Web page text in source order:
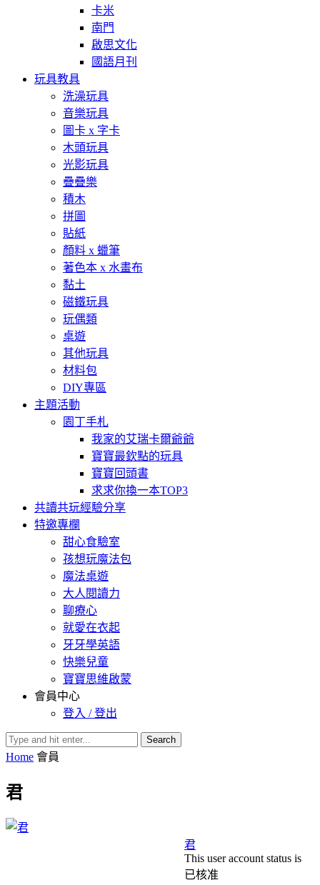
卡米
南門
啟思文化
國語月刊
玩具教具
洗澡玩具
音樂玩具
圖卡 x 字卡
木頭玩具
光影玩具
疊疊樂
積木
拼圖
貼紙
顏料 x 蠟筆
著色本 x 水畫布
黏土
磁鐵玩具
玩偶類
桌遊
其他玩具
材料包
DIY專區
主題活動
園丁手札
我家的艾瑞卡爾爺爺
寶寶最欽點的玩具
寶寶回頭書
求求你換一本TOP3
共讀共玩經驗分享
特邀專欄
甜心食驗室
孩想玩魔法包
魔法桌遊
大人閱讀力
聊療心
就愛在衣起
牙牙學英語
快樂兒童
寶寶思維啟蒙
會員中心
登入 / 登出
Search
Home 會員
君
君
This user account status is
已核准